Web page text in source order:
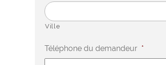
Ville
Téléphone du demandeur *